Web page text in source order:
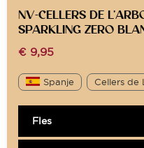
NV-CELLERS DE
SPARKLING ZERO
€ 9,95
Spanje Cellers de
Fles